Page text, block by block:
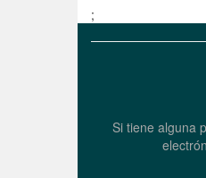
;
Si tiene alguna